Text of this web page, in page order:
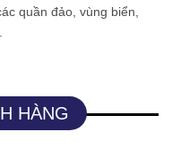
quần đảo, vùng biển,
HÀNG